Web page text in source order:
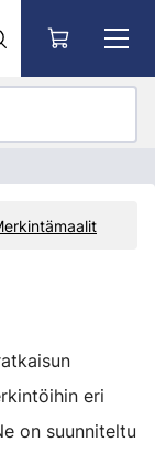
eri
on suunniteltu